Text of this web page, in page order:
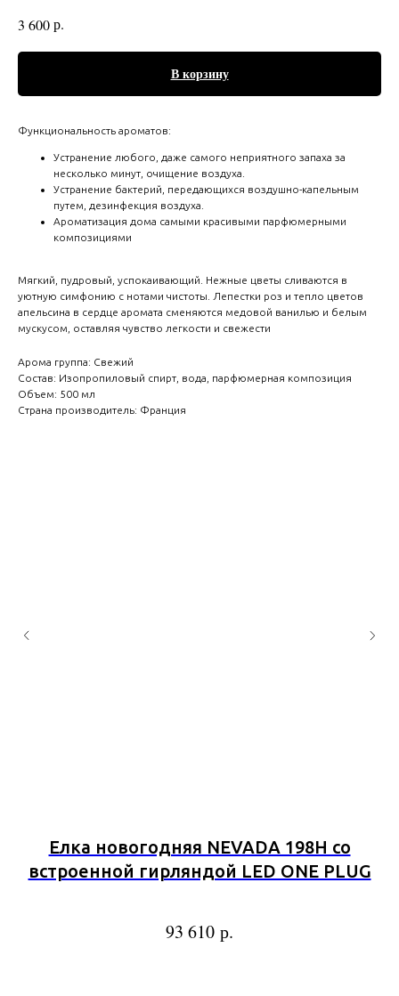
3 600р.
В корзину
Функциональность ароматов:
Устранение любого, даже самого неприятного запаха за
несколько минут, очищение воздуха.
Устранение бактерий, передающихся воздушно-капельным
путем, дезинфекция воздуха.
Ароматизация дома самыми красивыми парфюмерными
композициями
Мягкий, пудровый, успокаивающий. Нежные цветы сливаются в
уютную симфонию с нотами чистоты. Лепестки роз и тепло цветов
апельсина в сердце аромата сменяются медовой ванилью и белым
мускусом, оставляя чувство легкости и свежести
Арома группа: Свежий
Состав: Изопропиловый спирт, вода, парфюмерная композиция
Объем: 500 мл
Страна производитель: Франция
Елка новогодняя NEVADA 198Н со
встроенной гирляндой LED ONE PLUG
93 610 р.